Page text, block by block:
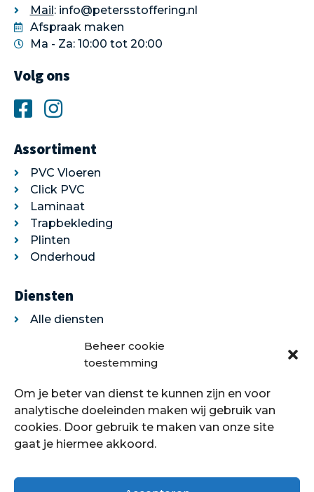
Beheer cookie
toestemming
Om je beter van dienst te kunnen zijn en voor
analytische doeleinden maken wij gebruik van
cookies. Door gebruik te maken van onze site
gaat je hiermee akkoord.
Mail: info@petersstoffering.nl
Afspraak maken
Ma - Za: 10:00 tot 20:00
Volg ons
Assortiment
PVC Vloeren
Click PVC
Laminaat
Trapbekleding
Plinten
Onderhoud
Diensten
Alle diensten
Egaliseren
Traprenovatie
Over ons
Over ons
Showroom